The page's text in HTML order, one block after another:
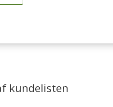
kundelisten